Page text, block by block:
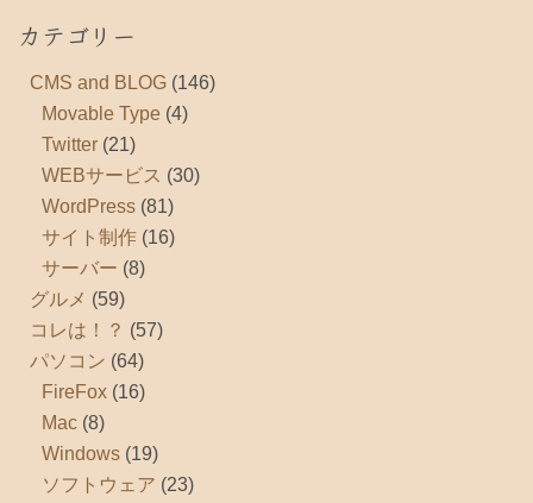
カテゴリー
CMS and BLOG (146)
Movable Type (4)
Twitter (21)
WEBサービス (30)
WordPress (81)
サイト制作 (16)
サーバー (8)
グルメ (59)
コレは！？ (57)
パソコン (64)
FireFox (16)
Mac (8)
Windows (19)
ソフトウェア (23)